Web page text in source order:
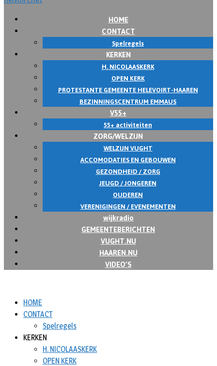
HOME
CONTACT
Spelregels
KERKEN
H. NICOLAASKERK
OPEN KERK
PROTESTANTE GEMEENTE HELEVOIRT-HAAREN
BEZINNINGSCENTRUM EMMAUS
V55+
55+ activiteiten
ZORG/WELZIJN
WELZIJN VUGHT
ACCOMODATIES EN GEBOUWEN
GEZONDHEID / ZORG
JEUGD / JONGEREN
OUDEREN
VERENIGINGEN / EVENEMENTEN
wijkradio
GEMEENTEBERICHTEN
VUGHT.NU
HAAREN.NU
VIDEO’S
HOME
CONTACT
Spelregels
KERKEN
H. NICOLAASKERK
OPEN KERK